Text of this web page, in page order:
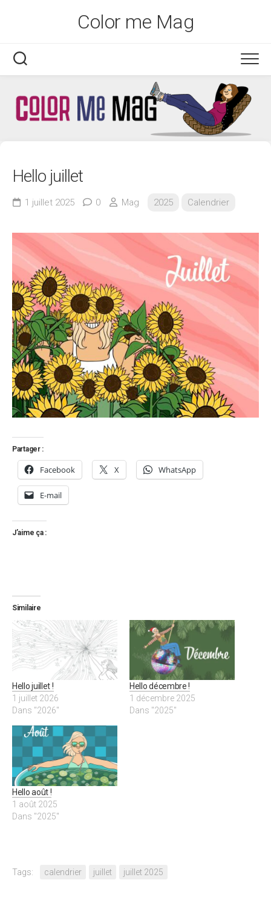
Color me Mag
Hello juillet
1 juillet 2025 0 Mag 2025 Calendrier
Partager :
Facebook X WhatsApp
E-mail
J’aime ça :
Similaire
Hello juillet !
1 juillet 2026
Dans "2026"
Hello décembre !
1 décembre 2025
Dans "2025"
Hello août !
1 août 2025
Dans "2025"
Tags: calendrier juillet juillet 2025